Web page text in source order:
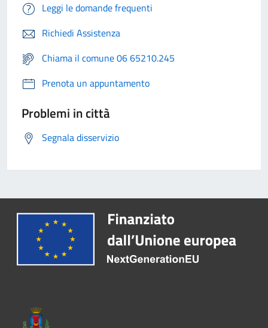
Leggi le domande frequenti
Richiedi Assistenza
Chiama il comune 06 65210.245
Prenota un appuntamento
Problemi in città
Segnala disservizio